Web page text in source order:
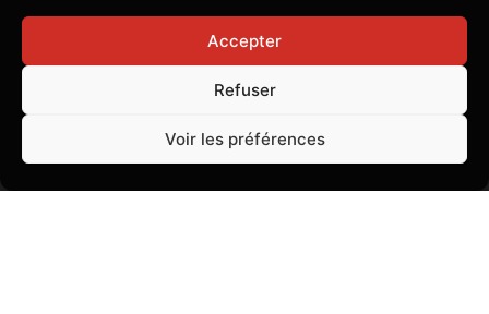
Accepter
Refuser
Voir les préférences
VEN 14H – 00H
SAM 14H – 00H